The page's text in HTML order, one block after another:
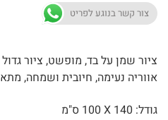
צור קשר בנוגע לפריט
ציור שמן על בד, מופשט, ציור
אווריה נעימה, חיובית ושמחה,
גודל: 140 X
100 ס"מ